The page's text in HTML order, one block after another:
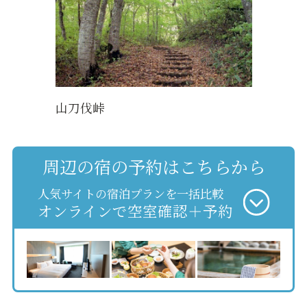
山刀伐峠
周辺の宿の予約はこちらから
人気サイトの宿泊プランを一括比較
オンラインで空室確認＋予約